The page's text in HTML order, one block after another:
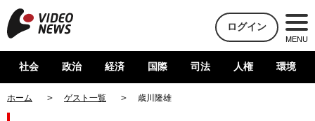
ログイン
MENU
社会 政治 経済 国際 司法 人権 環境
ホーム ゲスト一覧 歳川隆雄